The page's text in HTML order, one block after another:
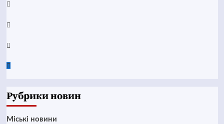
Telegram
Instagram
Twitter
Google
Рубрики новин
Mіські новини